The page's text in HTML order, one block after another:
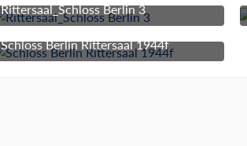
Rittersaal_Schloss Berlin 3
3. März 2017 um 15:59
Schloss Berlin Rittersaal 1944f
3. März 2017 um 15:59